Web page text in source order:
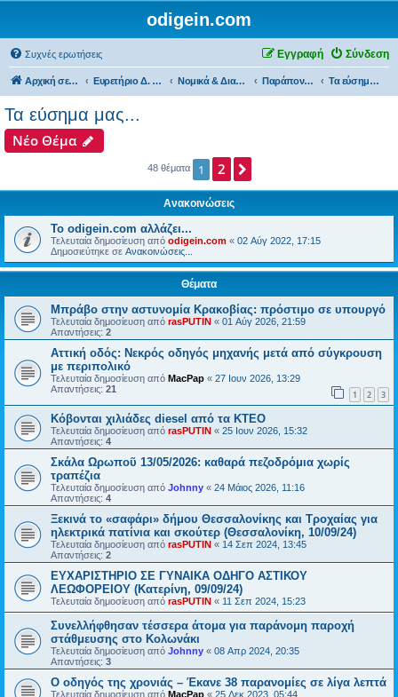
odigein.com
Συχνές ερωτήσεις Σύνδεση
Εγγραφή
Αρχική σελίδα Ευρετήριο Δ. Συζήτησης Νομικά & Διαδικαστικά θέματα, Καταγγελίες & Παράπονα... Παράπονα & εύσημα προς τις Αρχές... Τα εύσημα μας...
Τα εύσημα μας...
Νέο Θέμα
48 θέματα 1 2
Ανακοινώσεις
Το odigein.com αλλάζει...
Τελευταία δημοσίευση από odigein.com « 02 Αύγ 2022, 17:15
Δημοσιεύτηκε σε Ανακοινώσεις...
Θέματα
Μπράβο στην αστυνομία Κρακοβίας: πρόστιμο σε υπουργό
Τελευταία δημοσίευση από rasPUTIN « 01 Αύγ 2026, 21:59
Απαντήσεις: 2
Αττική οδός: Νεκρός οδηγός μηχανής μετά από σύγκρουση
με περιπολικό
Τελευταία δημοσίευση από MacPap « 27 Ιουν 2026, 13:29
Απαντήσεις: 21 1 2 3
Κόβονται χιλιάδες diesel από τα ΚΤΕΟ
Τελευταία δημοσίευση από rasPUTIN « 25 Ιουν 2026, 15:32
Απαντήσεις: 4
Σκάλα Ωρωποῦ 13/05/2026: καθαρά πεζοδρόμια χωρίς
τραπέζια
Τελευταία δημοσίευση από Johnny « 24 Μάιος 2026, 11:16
Απαντήσεις: 4
Ξεκινά το «σαφάρι» δήμου Θεσσαλονίκης και Τροχαίας για
ηλεκτρικά πατίνια και σκούτερ (Θεσσαλονίκη, 10/09/24)
Τελευταία δημοσίευση από rasPUTIN « 14 Σεπ 2024, 13:45
Απαντήσεις: 2
ΕΥΧΑΡΙΣΤΗΡΙΟ ΣΕ ΓΥΝΑΙΚΑ ΟΔΗΓΟ ΑΣΤΙΚΟΥ
ΛΕΩΦΟΡΕΙΟΥ (Κατερίνη, 09/09/24)
Τελευταία δημοσίευση από rasPUTIN « 11 Σεπ 2024, 15:23
Συνελλήφθησαν τέσσερα άτομα για παράνομη παροχή
στάθμευσης στο Κολωνάκι
Τελευταία δημοσίευση από Johnny « 08 Απρ 2024, 20:35
Απαντήσεις: 3
Ο οδηγός της χρονιάς – Έκανε 38 παρανομίες σε λίγα λεπτά
Τελευταία δημοσίευση από MacPap « 25 Δεκ 2023, 05:44